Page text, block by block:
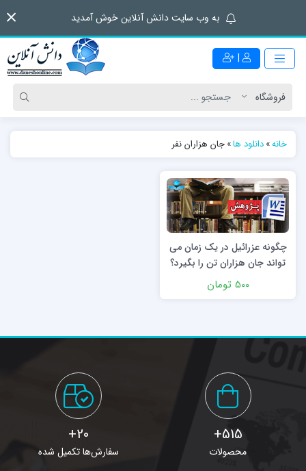
به وب سایت دانش آنلاین خوش آمدید
|
خانه»دانلود ها»جان هزاران نفر
چگونه عزرائیل در یک زمان می
‏تواند جان هزاران تن را بگیرد؟
500 تومان
515+
محصولات
20+
سفارش‌ها تکمیل شده